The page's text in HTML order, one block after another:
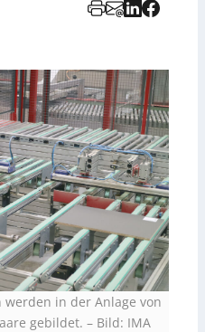
in der Anlage von
gebildet. – Bild: IMA